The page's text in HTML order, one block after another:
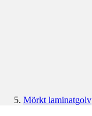
Mörkt laminatgolv